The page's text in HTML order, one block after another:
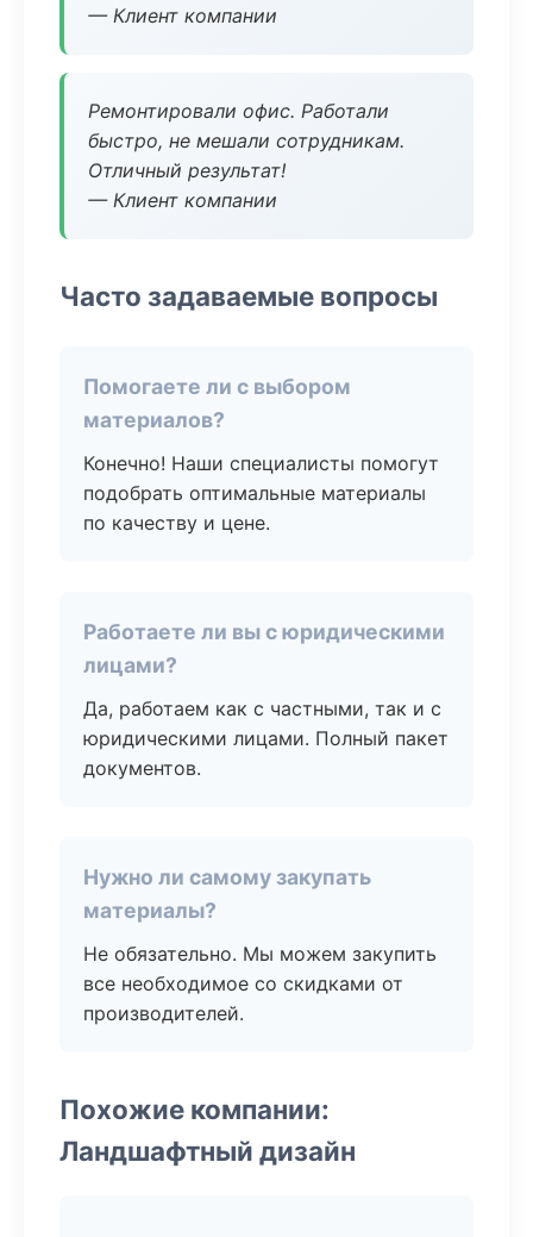
— Клиент компании
Ремонтировали офис. Работали
быстро, не мешали сотрудникам.
Отличный результат!
— Клиент компании
Часто задаваемые вопросы
Помогаете ли с выбором
материалов?
Конечно! Наши специалисты помогут
подобрать оптимальные материалы
по качеству и цене.
Работаете ли вы с юридическими
лицами?
Да, работаем как с частными, так и с
юридическими лицами. Полный пакет
документов.
Нужно ли самому закупать
материалы?
Не обязательно. Мы можем закупить
все необходимое со скидками от
производителей.
Похожие компании:
Ландшафтный дизайн